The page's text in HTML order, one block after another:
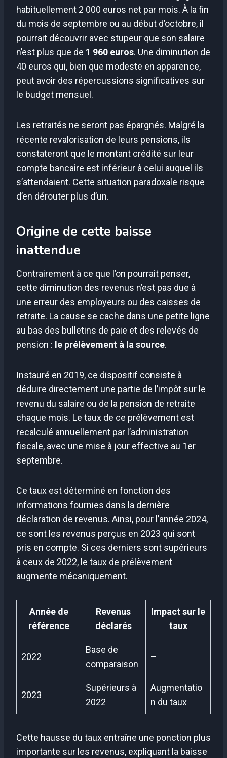
habituellement 2 000 euros net par mois. À la fin
du mois de septembre ou au début d’octobre, il
pourrait découvrir avec stupeur que son salaire
n’est plus que de 1 960 euros. Une diminution de
40 euros qui, bien que modeste en apparence,
peut avoir des répercussions significatives sur
le budget mensuel.
Les retraités ne seront pas épargnés. Malgré la
récente revalorisation de leurs pensions, ils
constateront que le montant crédité sur leur
compte bancaire est inférieur à celui auquel ils
s’attendaient. Cette situation paradoxale risque
d’en dérouter plus d’un.
Origine de cette baisse
inattendue
Contrairement à ce que l’on pourrait penser,
cette diminution des revenus n’est pas due à
une erreur des employeurs ou des caisses de
retraite. La cause se cache dans une petite ligne
au bas des bulletins de paie et des relevés de
pension : le prélèvement à la source.
Instauré en 2019, ce dispositif consiste à
déduire directement une partie de l’impôt sur le
revenu du salaire ou de la pension de retraite
chaque mois. Le taux de ce prélèvement est
recalculé annuellement par l’administration
fiscale, avec une mise à jour effective au 1er
septembre.
Ce taux est déterminé en fonction des
informations fournies dans la dernière
déclaration de revenus. Ainsi, pour l’année 2024,
ce sont les revenus perçus en 2023 qui sont
pris en compte. Si ces derniers sont supérieurs
à ceux de 2022, le taux de prélèvement
augmente mécaniquement.
Année de
référence
Revenus
déclarés
Impact sur le
taux
2022
Base de
comparaison
–
2023
Supérieurs à
2022
Augmentatio
n du taux
Cette hausse du taux entraîne une ponction plus
importante sur les revenus, expliquant la baisse